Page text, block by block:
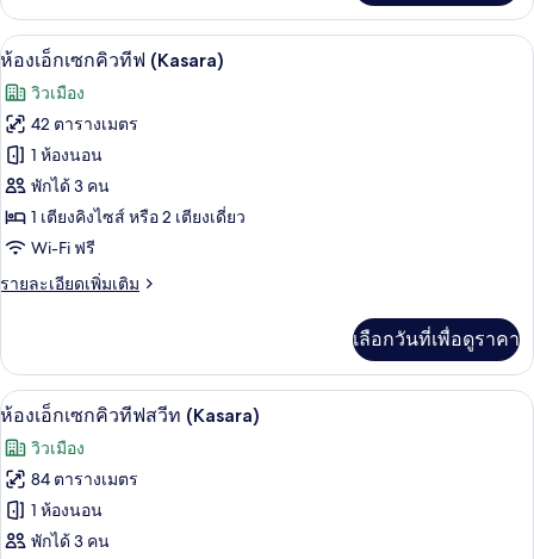
เกี่ยว
กับ
ห้อง
(Siam)
เปิด
ภาพถ่าย
ทั้งหมด
ของ
ห้อง
เอ็ก
เซก
คิว
(Kasara)
เครื่องนอนระดับพรีเมียม, ผ้านวมขนเ
4
ห้องเอ็กเซกคิวทีฟ (Kasara)
วิวเมือง
42 ตารางเมตร
1 ห้องนอน
พักได้ 3 คน
1 เตียงคิงไซส์ หรือ 2 เตียงเดี่ยว
Wi-Fi ฟรี
รายละเอียดเพิ่มเติม
ราย
เกี่ยว
กับ
ห้อง
เซก
คิว
ทีฟ
(Kasara)
เลือกวันที่เพื่อดูราคา
เปิด
ภาพถ่าย
ทั้งหมด
ของ
ห้อง
เครื่องนอนระดับพรีเมียม, ผ้านวมขนเ
5
ห้องเอ็กเซกคิวทีฟสวีท (Kasara)
วิวเมือง
84 ตารางเมตร
1 ห้องนอน
พักได้ 3 คน